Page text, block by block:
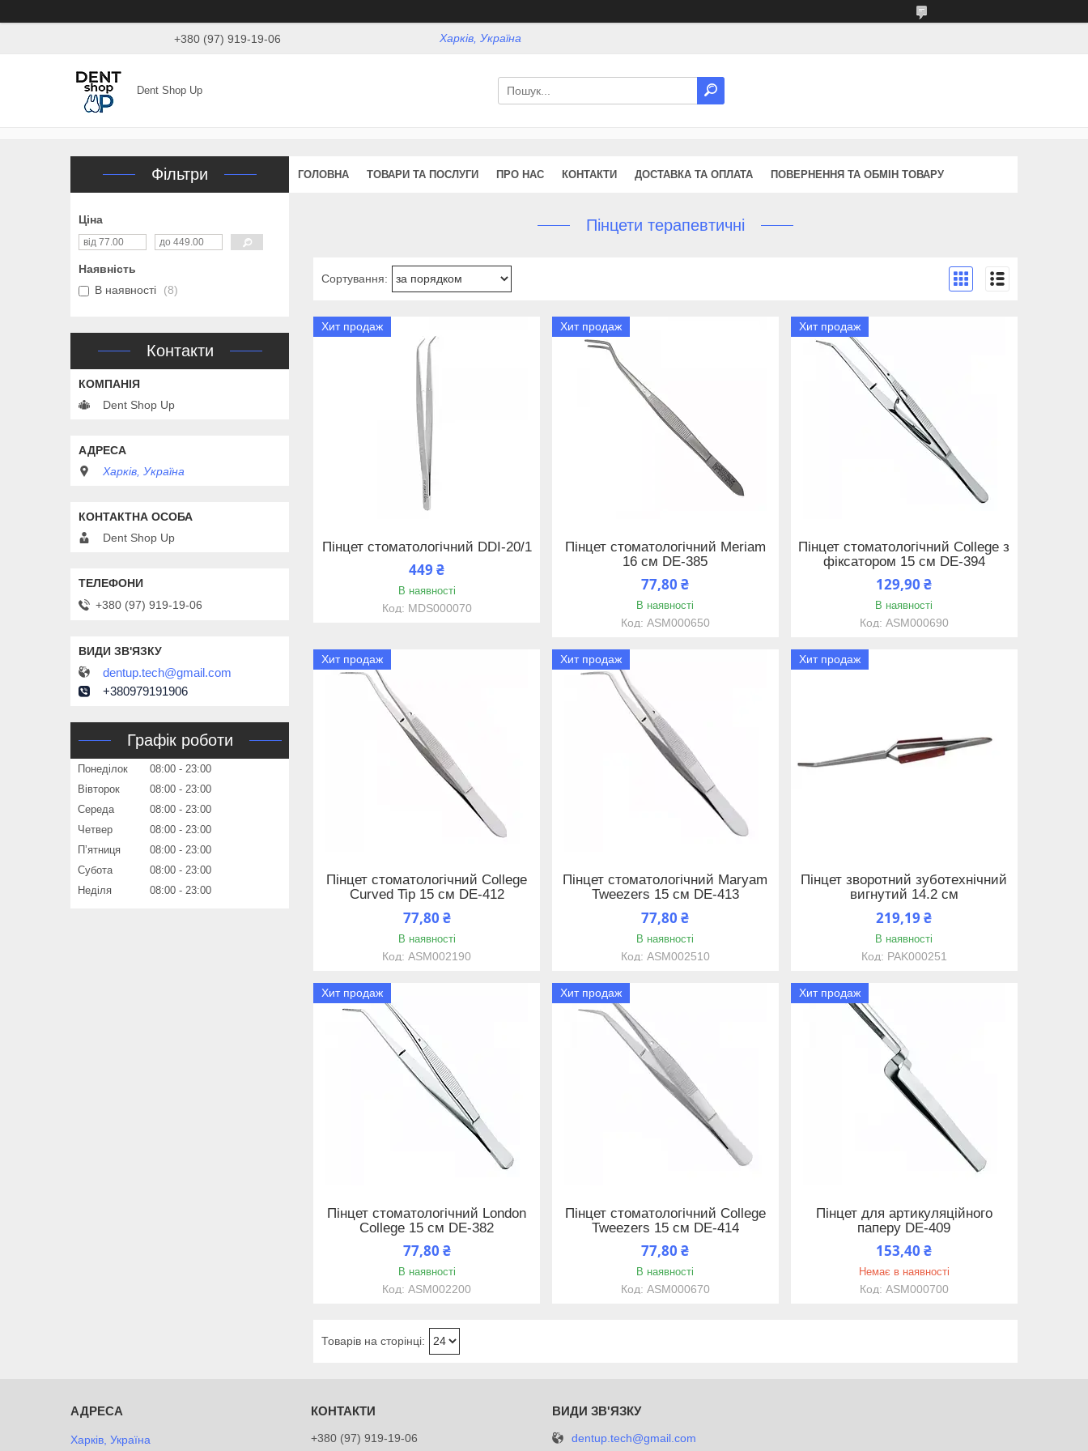
+380 (97) 919-19-06 Харків, Україна
Dent Shop Up
ГОЛОВНА ТОВАРИ ТА ПОСЛУГИ ПРО НАС КОНТАКТИ ДОСТАВКА ТА ОПЛАТА ПОВЕРНЕННЯ ТА ОБМІН ТОВАРУ
Пінцети терапевтичні
Хит продаж
Пінцет стоматологічний DDI-20/1
449 ₴
В наявності
MDS000070
Хит продаж
Пінцет стоматологічний Meriam
16 см DE-385
77,80 ₴
В наявності
ASM000650
Хит продаж
Пінцет стоматологічний College з
фіксатором 15 см DE-394
129,90 ₴
В наявності
ASM000690
Хит продаж
Пінцет стоматологічний College
Curved Tip 15 см DE-412
77,80 ₴
В наявності
ASM002190
Хит продаж
Пінцет стоматологічний Maryam
Tweezers 15 см DE-413
77,80 ₴
В наявності
ASM002510
Хит продаж
Пінцет зворотний зуботехнічний
вигнутий 14.2 см
219,19 ₴
В наявності
PAK000251
Хит продаж
Пінцет стоматологічний London
College 15 см DE-382
77,80 ₴
В наявності
ASM002200
Хит продаж
Пінцет стоматологічний College
Tweezers 15 см DE-414
77,80 ₴
В наявності
ASM000670
Хит продаж
Пінцет для артикуляційного
паперу DE-409
153,40 ₴
Немає в наявності
ASM000700
Фільтри
Ціна
Наявність
В наявності
8
Контакти
Dent Shop Up
Харків, Україна
Dent Shop Up
+380 (97) 919-19-06
dentup.tech@gmail.com
+380979191906
Графік роботи
Понеділок 08:00
23:00
Вівторок
08:00
23:00
Середа
08:00
23:00
Четвер
08:00
23:00
Пʼятниця
08:00
23:00
Субота
08:00
23:00
Неділя
08:00 23:00
Харків, Україна +380 (97) 919-19-06 dentup.tech@gmail.com